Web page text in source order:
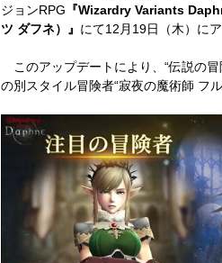
ジョンRPG 『Wizardry Variants
ツ ダフネ）』 にて12月19日（木）に
このアップデートにより、“伝説の
の別スタイル冒険者“寂夜の魔術師 フ